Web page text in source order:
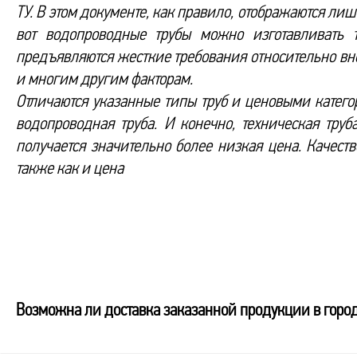
ТУ. В этом документе, как правило, отображаются
вот водопроводные трубы можно изготавливать
предъявляются жесткие требования относительно
и многим другим факторам.
Отличаются указанные типы труб и ценовыми
водопроводная труба. И конечно, техническая
получается значительно более низкая цена.
также как и цена
Возможна ли доставка заказанной продукции в